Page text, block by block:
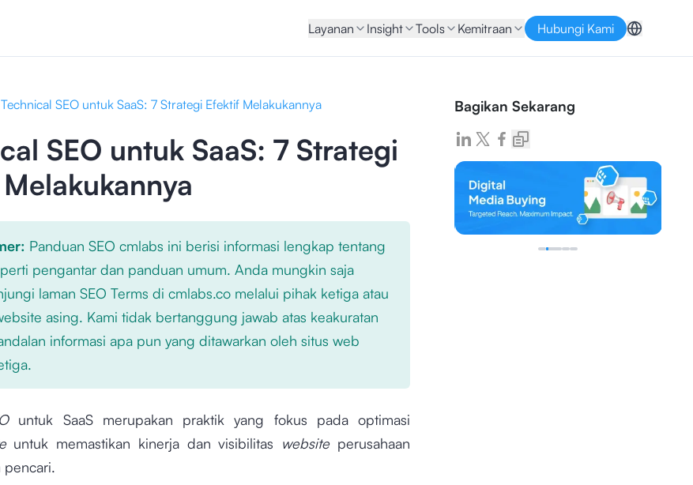
Layanan Insight Tools Kemitraan Hubungi Kami
Technical SEO untuk SaaS: 7 Strategi Efektif Melakukannya
SEO untuk SaaS: 7 Strategi
Panduan SEO cmlabs ini berisi informasi lengkap tentang
pengantar dan panduan umum. Anda mungkin saja
laman SEO Terms di cmlabs.co melalui pihak ketiga atau
asing. Kami tidak bertanggung jawab atas keakuratan
informasi apa pun yang ditawarkan oleh situs web
untuk SaaS merupakan praktik yang fokus pada optimasi
untuk memastikan kinerja dan visibilitas website perusahaan
pencari.
Bagikan Sekarang